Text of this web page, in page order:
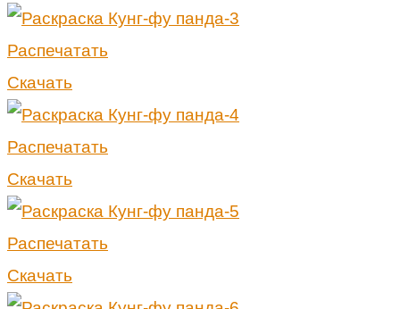
Распечатать
Скачать
Распечатать
Скачать
Распечатать
Скачать